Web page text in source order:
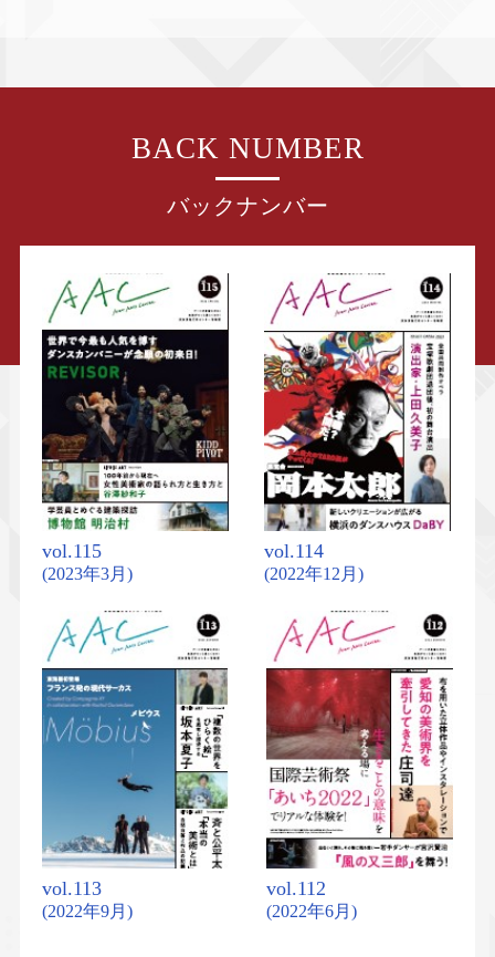
BACK NUMBER
バックナンバー
vol.115
(2023年3月)
vol.114
(2022年12月)
vol.113
(2022年9月)
vol.112
(2022年6月)